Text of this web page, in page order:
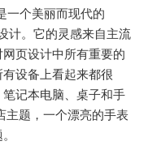
一个美丽而现代的
计。它的灵感来自主流
页设计中所有重要的
设备上看起来都很
记本电脑、桌子和手
主题，一个漂亮的手表